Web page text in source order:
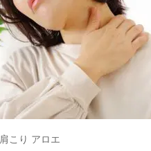
肩こり アロエ